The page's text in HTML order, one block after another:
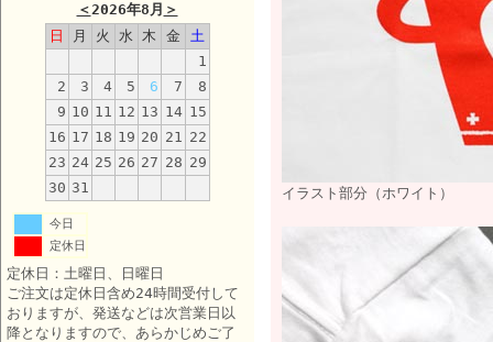
＜2026年8月 ＞
日
月 火 水 木 金
土
1
2
3 4 5 6 7
8
9 10 11 12 13 14 15
16 17 18 19 20 21 22
23 24 25 26 27 28 29
30 31
今日
定休日
定休日：土曜日、日曜日
ご注文は定休日含め24時間受付して
おりますが、発送などは次営業日以
降となりますので、あらかじめご了
イラスト部分（ホワイト）